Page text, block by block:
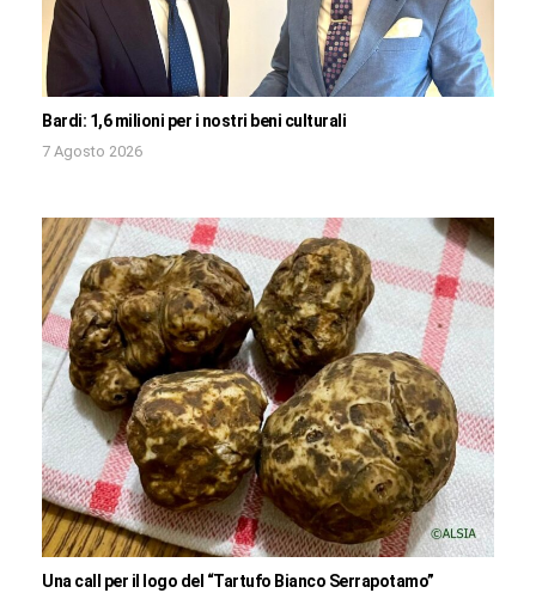
Bardi: 1,6 milioni per i nostri beni culturali
7 Agosto 2026
Una call per il logo del “Tartufo Bianco Serrapotamo”